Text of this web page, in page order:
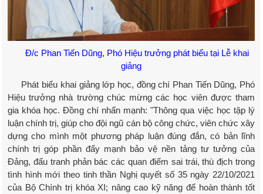
Đ/c Phan Tiến Dũng, Phó Hiệu trưởng phát biểu tại Lễ khai
giảng
Phát biểu khai giảng lớp học, đồng chí Phan Tiến Dũng, Phó
Hiệu trưởng nhà trường chúc mừng các học viên được tham
gia khóa học. Đồng chí nhấn mạnh: "Thông qua việc học tập lý
luận chính trị, giúp cho đội ngũ cán bộ công chức, viên chức xây
dựng cho mình một phương pháp luận đúng đắn, có bản lĩnh
chính trị góp phần đẩy mạnh bảo vệ nền tảng tư tưởng của
Đảng, đấu tranh phản bác các quan điểm sai trái, thù địch trong
tình hình mới theo tinh thần Nghị quyết số 35 ngày 22/10/2021
của Bộ Chính trị khóa XI; nâng cao kỹ năng để hoàn thành tốt